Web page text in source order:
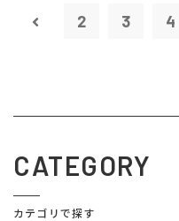
2 3 4
CATEGORY
カテゴリで探す